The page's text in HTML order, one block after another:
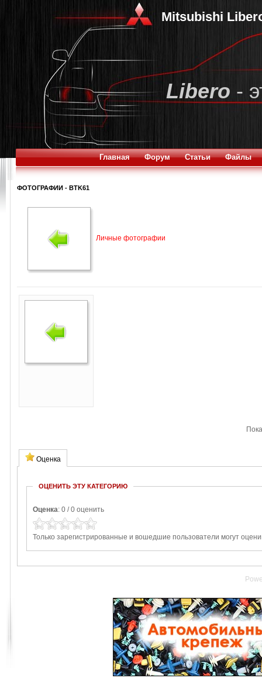
Mitsubishi
Libero -
Главная Форум Статьи Файлы
ФОТОГРАФИИ - BTK61
Личные фотографии
Оценка
ОЦЕНИТЬ ЭТУ КАТЕГОРИЮ
Оценка: 0 / 0 оценить
Только зарегистрированные и вошедшие пользователи могут